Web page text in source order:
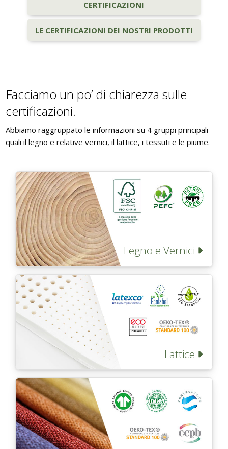
CERTIFICAZIONI
LE CERTIFICAZIONI DEI NOSTRI PRODOTTI
Facciamo un po’ di chiarezza sulle
certificazioni.
Abbiamo raggruppato le informazioni su 4 gruppi principali
quali il legno e relative vernici, il lattice, i tessuti e le piume.
Legno e Vernici
Lattice
Panche in legno
ARREDO SU MISURA
Armadi e mobiletti
Pavimentazione tatami
Pareti attrezzate
Cucine
Materassi ad hoc
DISCIPLINE
Scuole / Operatori Shiatsu
App Shiatsu e agopuntura
Yoga
OUTLET
Outlet
Separé e Shoji
SU MISURA
Porte scorrevoli
Asciugamani e accappatoi
PICCOLI SPAZI
Area meditazione e relax